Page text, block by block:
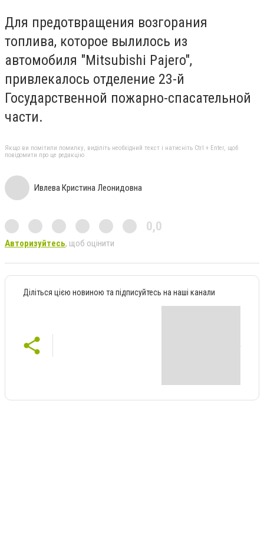
Для предотвращения возгорания
топлива, которое вылилось из
автомобиля "Mitsubishi Pajero",
привлекалось отделение 23-й
Государственной пожарно-спасательной
части.
Якщо ви помітили помилку, виділіть необхідний текст і натисніть Ctrl + Enter, щоб
повідомити про це редакцію
Ивлева Кристина Леонидовна
0,0
Авторизуйтесь, щоб оцінити
Діліться цією новиною та підписуйтесь на наші канали